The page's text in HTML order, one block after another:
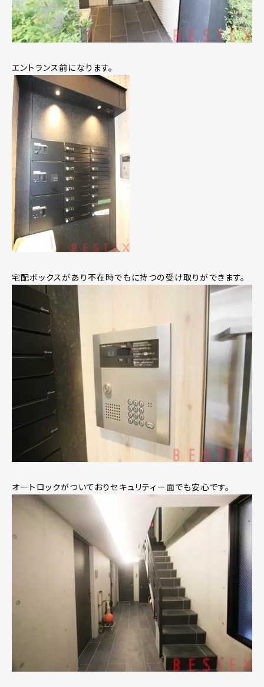
エントランス前になります。
宅配ボックスがあり不在時でもに持つの受け取りができます。
オートロックがついておりセキュリティー面でも安心です。